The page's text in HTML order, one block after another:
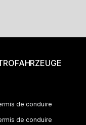
de conduire
de conduire